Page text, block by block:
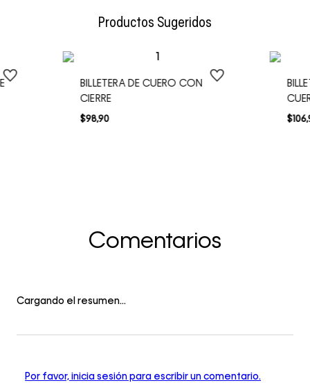
Productos Sugeridos
BILLETERA DE CUERO CON
CIERRE
$98,90 $106,
Comentarios
Cargando el resumen…
Por favor, inicia sesión para escribir un comentario.